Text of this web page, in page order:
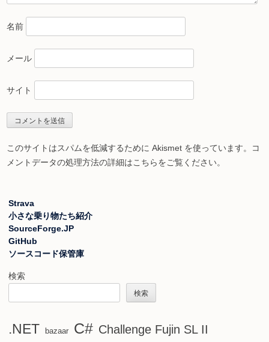
名前
メール
サイト
このサイトはスパムを低減するために Akismet を使っています。
コ
メントデータの処理方法の詳細はこちらをご覧ください。
Strava
小さな乗り物たち紹介
SourceForge.JP
GitHub
ソースコード保管庫
検索
検索
.NET bazaar C# Challenge Fujin SL II